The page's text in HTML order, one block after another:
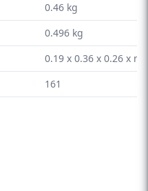
0.46 kg
0.496 kg
0.19 x 0.36 x 0.26 x m
161